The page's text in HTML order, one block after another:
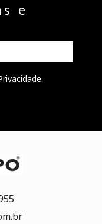
e
.